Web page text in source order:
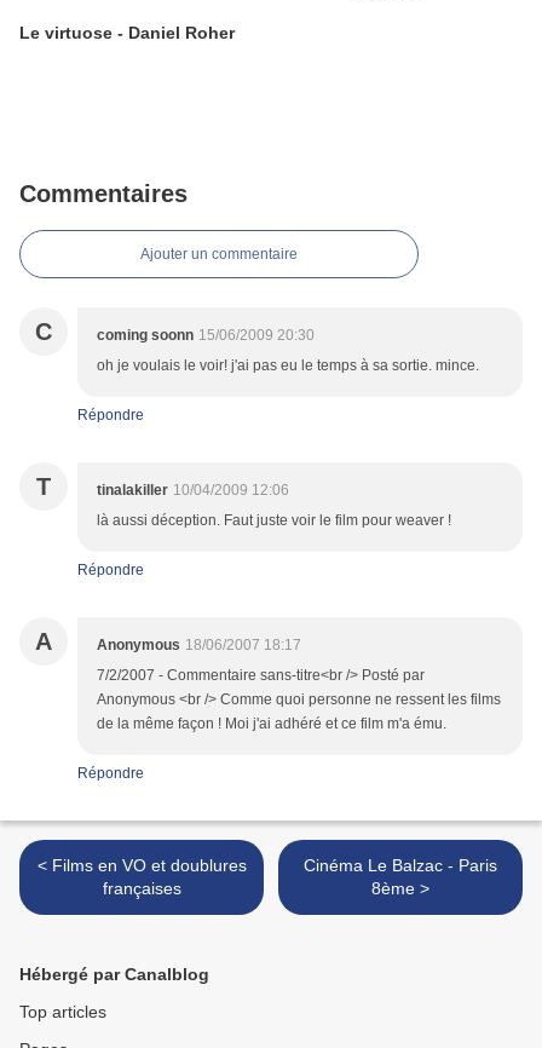
Le virtuose - Daniel Roher
Commentaires
Ajouter un commentaire
C coming soonn 15/06/2009 20:30
oh je voulais le voir! j'ai pas eu le temps à sa sortie. mince.
Répondre
T tinalakiller 10/04/2009 12:06
là aussi déception. Faut juste voir le film pour weaver !
Répondre
A Anonymous 18/06/2007 18:17
7/2/2007 - Commentaire sans-titre<br /> Posté par
Anonymous <br /> Comme quoi personne ne ressent les films
de la même façon ! Moi j'ai adhéré et ce film m'a ému.
Répondre
< Films en VO et doublures
françaises
Cinéma Le Balzac - Paris
8ème >
Hébergé par Canalblog
Top articles